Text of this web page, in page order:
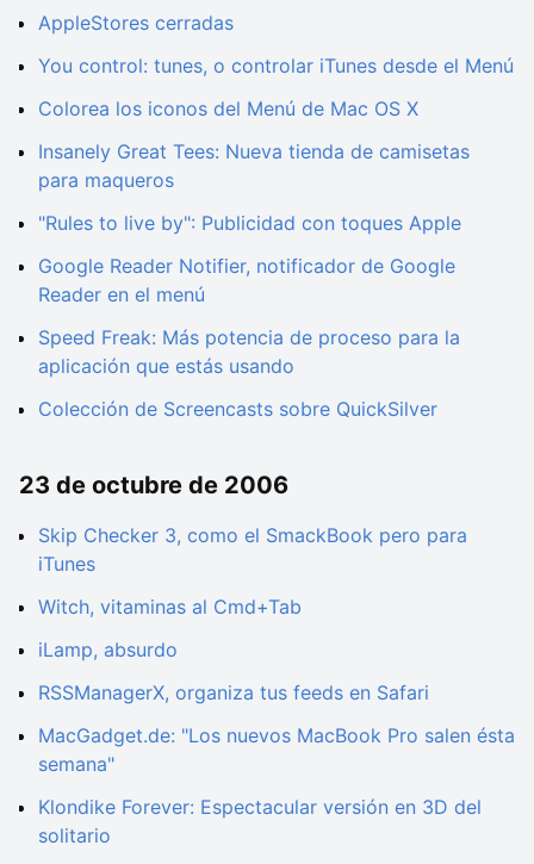
AppleStores cerradas
You control: tunes, o controlar iTunes desde el Menú
Colorea los iconos del Menú de Mac OS X
Insanely Great Tees: Nueva tienda de camisetas
para maqueros
"Rules to live by": Publicidad con toques Apple
Google Reader Notifier, notificador de Google
Reader en el menú
Speed Freak: Más potencia de proceso para la
aplicación que estás usando
Colección de Screencasts sobre QuickSilver
23 de octubre de 2006
Skip Checker 3, como el SmackBook pero para
iTunes
Witch, vitaminas al Cmd+Tab
iLamp, absurdo
RSSManagerX, organiza tus feeds en Safari
MacGadget.de: "Los nuevos MacBook Pro salen ésta
semana"
Klondike Forever: Espectacular versión en 3D del
solitario